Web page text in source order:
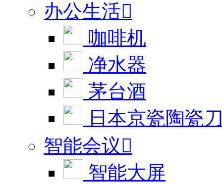
办公生活
咖啡机
净水器
茅台酒
日本京瓷陶瓷
智能会议
智能大屏